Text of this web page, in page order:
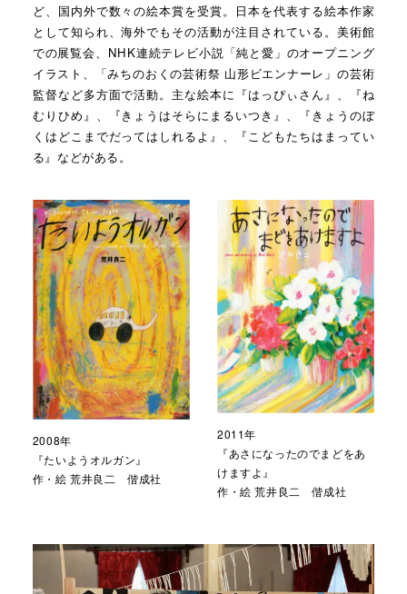
ど、国内外で数々の絵本賞を受賞。日本を代表する絵本作家
として知られ、海外でもその活動が注目されている。美術館
での展覧会、NHK連続テレビ小説「純と愛」のオープニング
イラスト、「みちのおくの芸術祭 山形ビエンナーレ」の芸術
監督など多方面で活動。主な絵本に『はっぴぃさん』、『ね
むりひめ』、『きょうはそらにまるいつき』、『きょうのぼ
くはどこまでだってはしれるよ』、『こどもたちはまってい
る』などがある。
2008年
『たいようオルガン』
作・絵 荒井良二 偕成社
2011年
『あさになったのでまどをあ
けますよ』
作・絵 荒井良二 偕成社